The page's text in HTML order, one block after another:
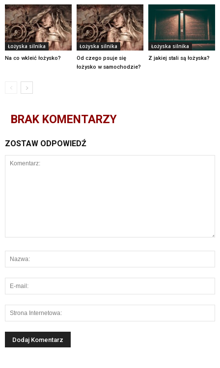
Łożyska silnika
Na co wkleić łożysko?
Łożyska silnika
Od czego psuje się
łożysko w samochodzie?
Łożyska silnika
Z jakiej stali są łożyska?
BRAK KOMENTARZY
ZOSTAW ODPOWIEDŹ